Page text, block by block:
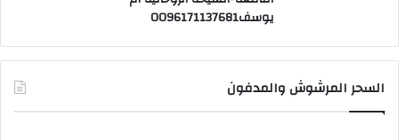
يوسف0096171137681
السحر المرشوش والمدفون